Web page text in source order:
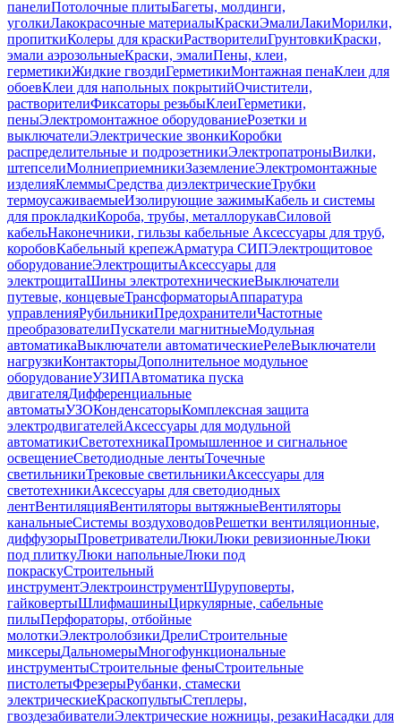
панелиПотолочные плитыБагеты, молдинги,
уголкиЛакокрасочные материалыКраскиЭмалиЛакиМорилки,
пропиткиКолеры для краскиРастворителиГрунтовкиКраски,
эмали аэрозольныеКраски, эмалиПены, клеи,
герметикиЖидкие гвоздиГерметикиМонтажная пенаКлеи для
обоевКлеи для напольных покрытийОчистители,
растворителиФиксаторы резьбыКлеиГерметики,
пеныЭлектромонтажное оборудованиеРозетки и
выключателиЭлектрические звонкиКоробки
распределительные и подрозетникиЭлектропатроныВилки,
штепселиМолниеприемникиЗаземлениеЭлектромонтажные
изделияКлеммыСредства диэлектрическиеТрубки
термоусаживаемыеИзолирующие зажимыКабель и системы
для прокладкиКороба, трубы, металлорукавСиловой
кабельНаконечники, гильзы кабельные Аксессуары для труб,
коробовКабельный крепежАрматура СИПЭлектрощитовое
оборудованиеЭлектрощитыАксессуары для
электрощитаШины электротехническиеВыключатели
путевые, концевыеТрансформаторыАппаратура
управленияРубильникиПредохранителиЧастотные
преобразователиПускатели магнитныеМодульная
автоматикаВыключатели автоматическиеРелеВыключатели
нагрузкиКонтакторыДополнительное модульное
оборудованиеУЗИПАвтоматика пуска
двигателяДифференциальные
автоматыУЗОКонденсаторыКомплексная защита
электродвигателейАксессуары для модульной
автоматикиСветотехникаПромышленное и сигнальное
освещениеСветодиодные лентыТочечные
светильникиТрековые светильникиАксессуары для
светотехникиАксессуары для светодиодных
лентВентиляцияВентиляторы вытяжныеВентиляторы
канальныеСистемы воздуховодовРешетки вентиляционные,
диффузорыПроветривателиЛюкиЛюки ревизионныеЛюки
под плиткуЛюки напольныеЛюки под
покраскуСтроительный
инструментЭлектроинструментШуруповерты,
гайковертыШлифмашиныЦиркулярные, сабельные
пилыПерфораторы, отбойные
молоткиЭлектролобзикиДрелиСтроительные
миксерыДальномерыМногофункциональные
инструментыСтроительные феныСтроительные
пистолетыФрезерыРубанки, стамески
электрическиеКраскопультыСтеплеры,
гвоздезабивателиЭлектрические ножницы, резакиНасадки для